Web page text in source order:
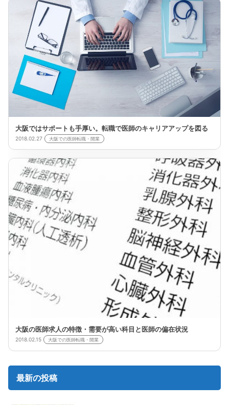
大阪ではサポートも手厚い。転職で医師のキャリアアップを図る
2018.02.27 大阪での医師転職・開業
大阪の医師求人の特徴・需要が高い科目と医師の偏在状況
2018.02.15 大阪での医師転職・開業
最新の投稿